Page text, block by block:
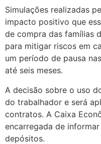
Simulações realizadas
impacto positivo que
de compra das famílias
para mitigar riscos em
um período de pausa
até seis meses.
A decisão sobre o uso
do trabalhador e será
contratos. A Caixa
encarregada de
depósitos.